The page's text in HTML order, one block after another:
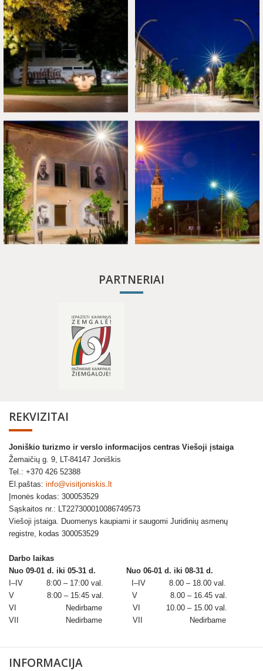
PARTNERIAI
REKVIZITAI
Joniškio turizmo ir verslo informacijos centras Viešoji įstaiga
Žemaičių g. 9, LT-84147 Joniškis
Tel.: +370 426 52388
El.paštas: info@visitjoniskis.lt
Įmonės kodas: 300053529
Sąskaitos nr.: LT227300010086749573
Viešoji įstaiga. Duomenys kaupiami ir saugomi Juridinių asmenų
registre, kodas 300053529
Darbo laikas
Nuo 09-01 d. iki 05-31 d. Nuo 06-01 d. iki 08-31 d.
I–IV 8:00 – 17:00 val. I–IV 8.00 – 18.00 val.
V 8:00 – 15:45 val. V 8.00 – 16.45 val.
VI Nedirbame VI 10.00 – 15.00 val.
VII Nedirbame VII Nedirbame
INFORMACIJA